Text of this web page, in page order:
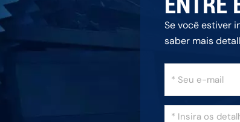
Se você estiver
saber mais